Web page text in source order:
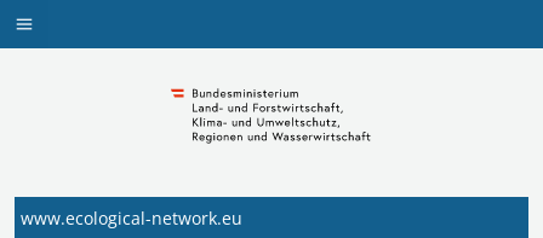
Zum
Navigation
Navigation
aufklappen
www.ecological-network.eu